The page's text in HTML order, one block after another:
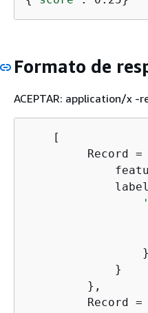
Formato de
ACEPTAR: application/x
         Record =
         Record =